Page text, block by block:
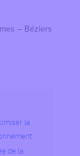
– Béziers
la
de la